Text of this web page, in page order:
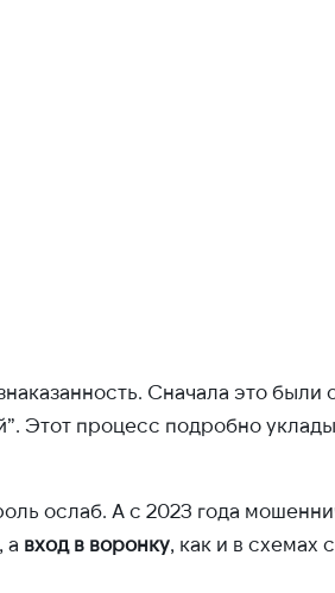
Сначала это
Этот процесс подробно
ослаб. А с 2023 года
а вход в воронку, как и в схемах